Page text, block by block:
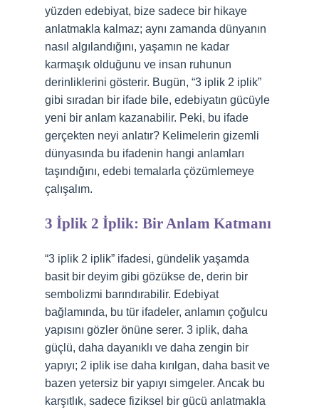
yüzden edebiyat, bize sadece bir hikaye
anlatmakla kalmaz; aynı zamanda dünyanın
nasıl algılandığını, yaşamın ne kadar
karmaşık olduğunu ve insan ruhunun
derinliklerini gösterir. Bugün, “3 iplik 2 iplik”
gibi sıradan bir ifade bile, edebiyatın gücüyle
yeni bir anlam kazanabilir. Peki, bu ifade
gerçekten neyi anlatır? Kelimelerin gizemli
dünyasında bu ifadenin hangi anlamları
taşındığını, edebi temalarla çözümlemeye
çalışalım.
3 İplik 2 İplik: Bir Anlam Katmanı
“3 iplik 2 iplik” ifadesi, gündelik yaşamda
basit bir deyim gibi gözükse de, derin bir
sembolizmi barındırabilir. Edebiyat
bağlamında, bu tür ifadeler, anlamın çoğulcu
yapısını gözler önüne serer. 3 iplik, daha
güçlü, daha dayanıklı ve daha zengin bir
yapıyı; 2 iplik ise daha kırılgan, daha basit ve
bazen yetersiz bir yapıyı simgeler. Ancak bu
karşıtlık, sadece fiziksel bir gücü anlatmakla